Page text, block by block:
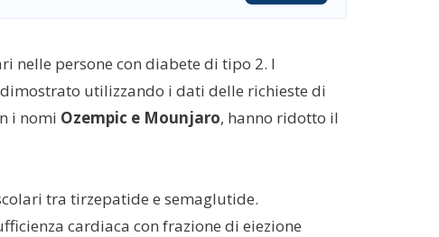
nelle persone con diabete di tipo 2. I
utilizzando i dati delle richieste di
i nomi Ozempic e Mounjaro, hanno ridotto il
tra tirzepatide e semaglutide.
cardiaca con frazione di eiezione